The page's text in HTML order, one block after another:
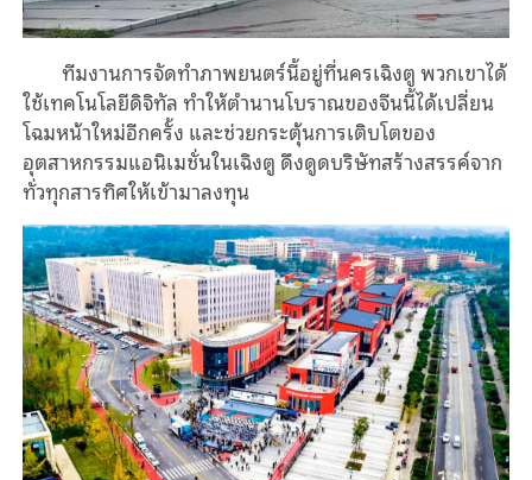
ทีมงานการจัดทำภาพยนตร์นี้อยู่ที่นครเฉิงตู พวกเขาได้
ใช้เทคโนโลยีดิจิทัล ทำให้ตำนานโบราณของจีนนี้ได้เปลี่ยน
โฉมหน้าใหม่อีกครั้ง และช่วยกระตุ้นการเติบโตของ
อุตสาหกรรมแอนิเมชั่นในเฉิงตู ดึงดูดบริษัทสร้างสรรค์จาก
ทั่วทุกสารทิศให้เข้ามาลงทุน